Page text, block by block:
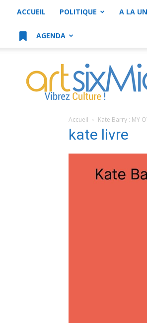
ACCUEIL POLITIQUE A LA
AGENDA
artsixMic
Accueil Kate Barry : MY
kate livre